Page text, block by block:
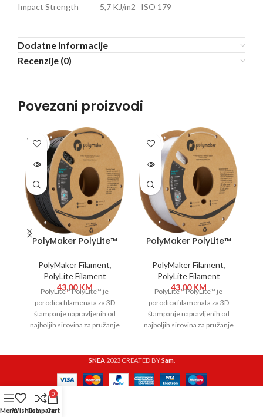
Impact Strength 5,7 KJ/m2 ISO 179
Dodatne informacije
Recenzije (0)
Povezani proizvodi
SOLD
OUT
PolyMaker PolyLite™
Black
PolyMaker Filament,
PolyLite Filament
43,00KM
PolyLite™ PolyLite™ je
porodica filamenata za 3D
štampanje napravljenih od
najboljih sirovina za pružanje
SOLD
OUT
PolyMaker PolyLite™
Transparent
PolyMaker Filament,
PolyLite Filament
43,00KM
PolyLite™ PolyLite™ je
porodica filamenata za 3D
štampanje napravljenih od
najboljih sirovina za pružanje
SNEA 2023 CREATED BYSam.
MenuWishlistCompare
0
Cart